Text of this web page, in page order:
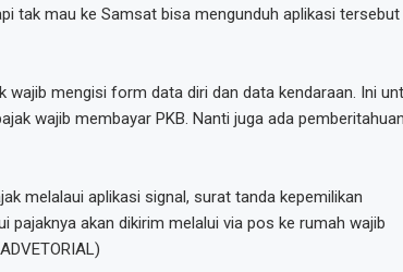
tak mau ke Samsat bisa mengunduh aplikasi tersebut
wajib mengisi form data diri dan data kendaraan. Ini
wajib membayar PKB. Nanti juga ada pemberitahuan
melalaui aplikasi signal, surat tanda kepemilikan
pajaknya akan dikirim melalui via pos ke rumah wajib